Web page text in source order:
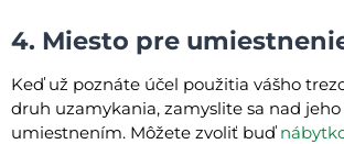
4. Miesto pre
Keď už poznáte účel použitia vášho
druh uzamykania, zamyslite sa nad
umiestnením. Môžete zvoliť buď